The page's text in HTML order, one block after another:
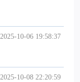
2025-10-06 19:58:37
2025-10-08 22:20:59